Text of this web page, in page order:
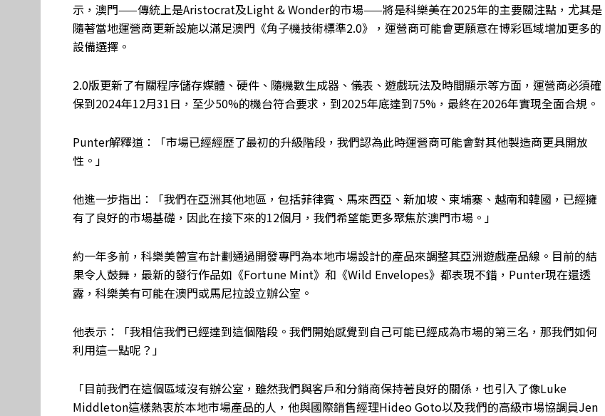
示，澳門——傳統上是Aristocrat及Light & Wonder的市場——將是科樂美在2025年的主要關注點，尤其是
隨著當地運營商更新設施以滿足澳門《角子機技術標準2.0》，運營商可能會更願意在博彩區域增加更多的
設備選擇。
2.0版更新了有關程序儲存媒體、硬件、隨機數生成器、儀表、遊戲玩法及時間顯示等方面，運營商必須確
保到2024年12月31日，至少50%的機台符合要求，到2025年底達到75%，最終在2026年實現全面合規。
Punter解釋道：「市場已經經歷了最初的升級階段，我們認為此時運營商可能會對其他製造商更具開放
性。」
他進一步指出：「我們在亞洲其他地區，包括菲律賓、馬來西亞、新加坡、柬埔寨、越南和韓國，已經擁
有了良好的市場基礎，因此在接下來的12個月，我們希望能更多聚焦於澳門市場。」
約一年多前，科樂美曾宣布計劃通過開發專門為本地市場設計的產品來調整其亞洲遊戲產品線。目前的結
果令人鼓舞，最新的發行作品如《Fortune Mint》和《Wild Envelopes》都表現不錯，Punter現在還透
露，科樂美有可能在澳門或馬尼拉設立辦公室。
他表示：「我相信我們已經達到這個階段。我們開始感覺到自己可能已經成為市場的第三名，那我們如何
利用這一點呢？」
「目前我們在這個區域沒有辦公室，雖然我們與客戶和分銷商保持著良好的關係，也引入了像Luke
Middleton這樣熱衷於本地市場產品的人，他與國際銷售經理Hideo Goto以及我們的高級市場協調員Jen